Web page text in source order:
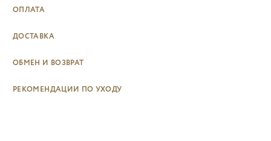
ОПЛАТА
ДОСТАВКА
ОБМЕН И ВОЗВРАТ
РЕКОМЕНДАЦИИ ПО УХОДУ